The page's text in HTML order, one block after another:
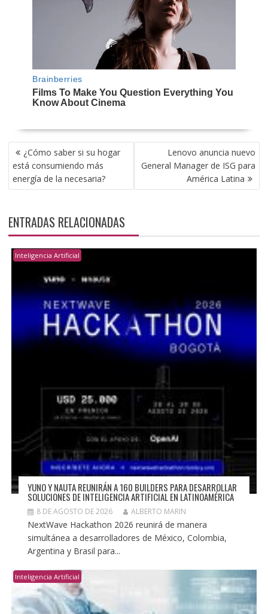
NAVEGACIÓN
DE
ENTRADAS
¿Cómo saber si su hogar
está consumiendo más
energía de la necesaria?
Lenovo anuncia nuevo
General Manager de ISG para
América Latina
ENTRADAS RELACIONADAS
Inteligencia Artificial
YUNO Y NAUTA REUNIRÁN A 160 BUILDERS PARA DESARROLLAR
SOLUCIONES DE INTELIGENCIA ARTIFICIAL EN LATINOAMÉRICA
8 DE AGOSTO DE 2026 ALBERTO MARIN
NextWave Hackathon 2026 reunirá de manera
simultánea a desarrolladores de México, Colombia,
Argentina y Brasil para...
Inteligencia Artificial